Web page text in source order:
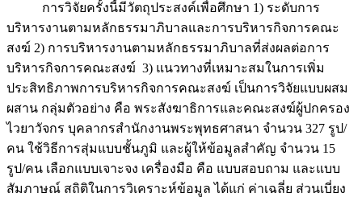
การวิจัยครั้งนี้มีวัตถุประสงค์เพื่อศึกษา 1) ระดับการ
บริหารงานตามหลักธรรมาภิบาลและการบริหารกิจการคณะ
สงฆ์ 2) การบริหารงานตามหลักธรรมาภิบาลที่ส่งผลต่อการ
บริหารกิจการคณะสงฆ์ 3) แนวทางที่เหมาะสมในการเพิ่ม
ประสิทธิภาพการบริหารกิจการคณะสงฆ์ เป็นการวิจัยแบบผสม
ผสาน กลุ่มตัวอย่าง คือ พระสังฆาธิการและคณะสงฆ์ผู้ปกครอง
ไวยาวัจกร บุคลากรสำนักงานพระพุทธศาสนา จำนวน 327 รูป/
คน ใช้วิธีการสุ่มแบบชั้นภูมิ และผู้ให้ข้อมูลสำคัญ จำนวน 15
รูป/คน เลือกแบบเจาะจง เครื่องมือ คือ แบบสอบถาม และแบบ
สัมภาษณ์ สถิติในการวิเคราะห์ข้อมูล ได้แก่ ค่าเฉลี่ย ส่วนเบี่ยง